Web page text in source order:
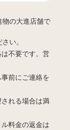
物の大進店舗で
い。
不要です。営
前にご連絡を
れる場合は満
料金の返金は